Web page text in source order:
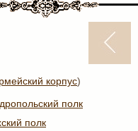
корпус)
полк
полк